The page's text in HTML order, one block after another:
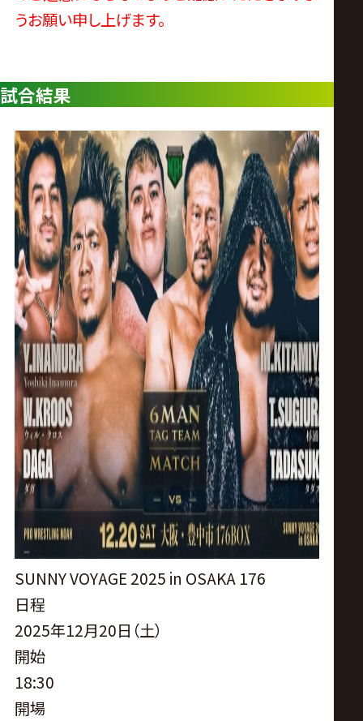
うお願い申し上げます。
試合結果
SUNNY VOYAGE 2025 in OSAKA 176
日程
2025年12月20日（土）
開始
18:30
開場